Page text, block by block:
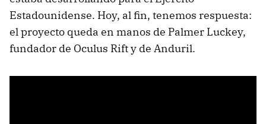
Estadounidense. Hoy, al fin, tenemos respuesta:
el proyecto queda en manos de Palmer Luckey,
fundador de Oculus Rift y de Anduril.